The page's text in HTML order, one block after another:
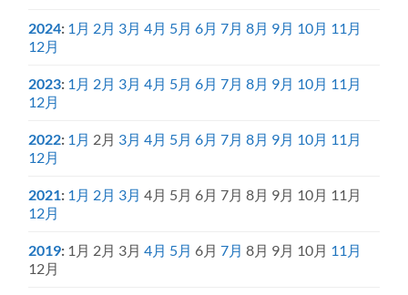
2024: 1月 2月 3月 4月 5月 6月 7月 8月 9月 10月 11月
12月
2023: 1月 2月 3月 4月 5月 6月 7月 8月 9月 10月 11月
12月
2022: 1月 2月 3月 4月 5月 6月 7月 8月 9月 10月 11月
12月
2021: 1月 2月 3月 4月 5月 6月 7月 8月 9月 10月 11月
12月
2019: 1月 2月 3月 4月 5月 6月 7月 8月 9月 10月 11月
12月